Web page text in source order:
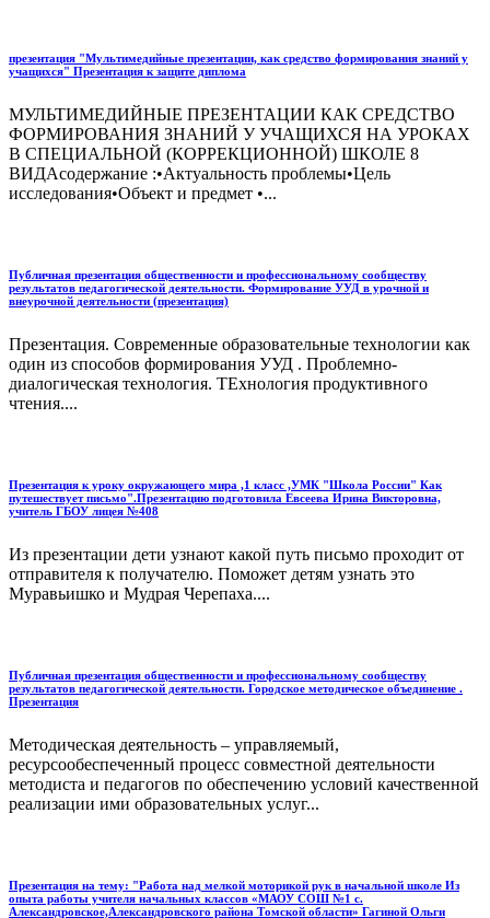
презентация "Мультимедийные презентации, как средство формирования знаний у
учащихся" Презентация к защите диплома
МУЛЬТИМЕДИЙНЫЕ ПРЕЗЕНТАЦИИ КАК СРЕДСТВО
ФОРМИРОВАНИЯ ЗНАНИЙ У УЧАЩИХСЯ НА УРОКАХ
В СПЕЦИАЛЬНОЙ (КОРРЕКЦИОННОЙ) ШКОЛЕ 8
ВИДАсодержание :•Актуальность проблемы•Цель
исследования•Объект и предмет •...
Публичная презентация общественности и профессиональному сообществу
результатов педагогической деятельности. Формирование УУД в урочной и
внеурочной деятельности (презентация)
Презентация. Современные образовательные технологии как
один из способов формирования УУД . Проблемно-
диалогическая технология. ТЕхнология продуктивного
чтения....
Презентация к уроку окружающего мира ,1 класс ,УМК "Школа России" Как
путешествует письмо".Презентацию подготовила Евсеева Ирина Викторовна,
учитель ГБОУ лицея №408
Из презентации дети узнают какой путь письмо проходит от
отправителя к получателю. Поможет детям узнать это
Муравьишко и Мудрая Черепаха....
Публичная презентация общественности и профессиональному сообществу
результатов педагогической деятельности. Городское методическое объединение .
Презентация
Методическая деятельность – управляемый,
ресурсообеспеченный процесс совместной деятельности
методиста и педагогов по обеспечению условий качественной
реализации ими образовательных услуг...
Презентация на тему: "Работа над мелкой моторикой рук в начальной школе Из
опыта работы учителя начальных классов «МАОУ СОШ №1 с.
Александровское,Александровского района Томской области» Гагиной Ольги